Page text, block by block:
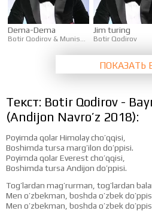
Dema-Dema
Botir Qodirov & Munisa Rizayeva
Jim turing
Botir Qodirov
ПОКАЗАТЬ
Текст: Botir Qodirov -
(Andijon Navro’z 2018):
Poyimda qolar Himolay cho’qqisi,
Boshimda tursa marg’ilon do’ppisi.
Poyimda qolar Everest cho’qqisi,
Boshimda tursa Andijon do’ppisi.
Tog’lardan mag’rurman, tog’lardan
Men o’zbekman, boshda o’zbek
Men o’zbekman, boshda o’zbek